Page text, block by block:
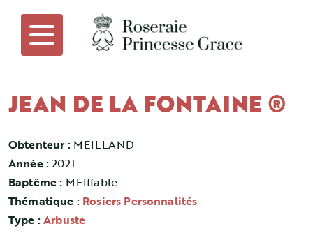
JEAN DE LA FONTAINE ®
Obtenteur : MEILLAND
Année :2021
Baptême : MEIffable
Thématique : Rosiers Personnalités
Type :Arbuste